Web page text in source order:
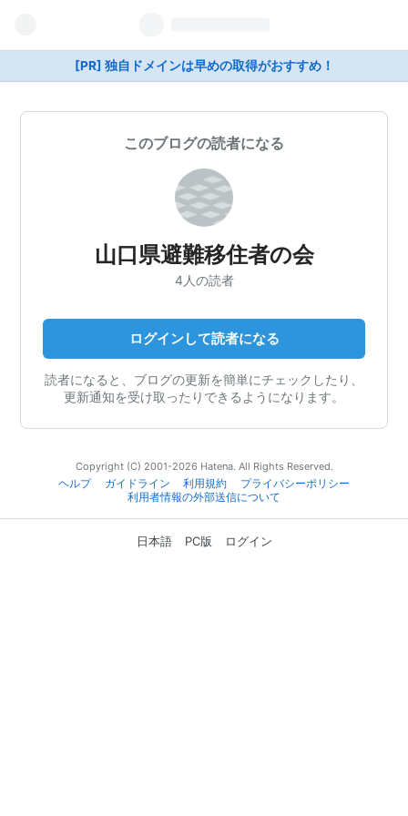
[PR] 独自ドメインは早めの取得がおすすめ！
このブログの読者になる
山口県避難移住者の会
4人の読者
ログインして読者になる
読者になると、ブログの更新を簡単にチェックしたり、
更新通知を受け取ったりできるようになります。
Copyright (C) 2001-2026 Hatena. All Rights Reserved.
ヘルプ
ガイドライン 利用規約
プライバシーポリシー
利用者情報の外部送信について
日本語 PC版 ログイン